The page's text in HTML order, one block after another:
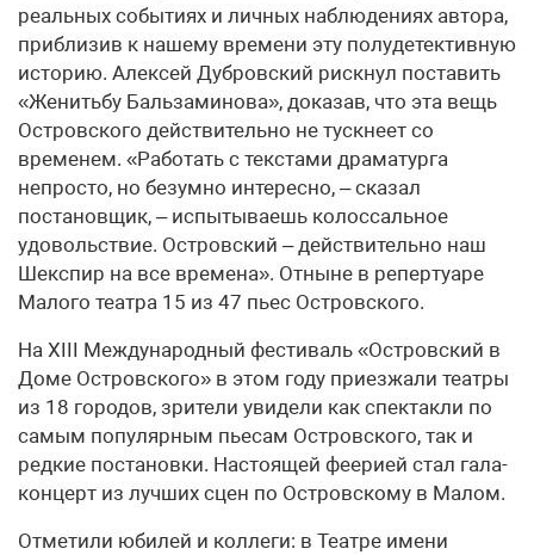
реальных событиях и личных наблюдениях автора,
приблизив к нашему времени эту полудетективную
историю. Алексей Дубровский рискнул поставить
«Женитьбу Бальзаминова», доказав, что эта вещь
Островского действительно не тускнеет со
временем. «Работать с текстами драматурга
непросто, но безумно интересно, – сказал
постановщик, – испытываешь колоссальное
удовольствие. Островский – действительно наш
Шекспир на все времена». Отныне в репертуаре
Малого театра 15 из 47 пьес Островского.
На XIII Международный фестиваль «Островский в
Доме Островского» в этом году приезжали театры
из 18 городов, зрители увидели как спектакли по
самым популярным пьесам Островского, так и
редкие постановки. Настоящей феерией стал гала-
концерт из лучших сцен по Островскому в Малом.
Отметили юбилей и коллеги: в Театре имени